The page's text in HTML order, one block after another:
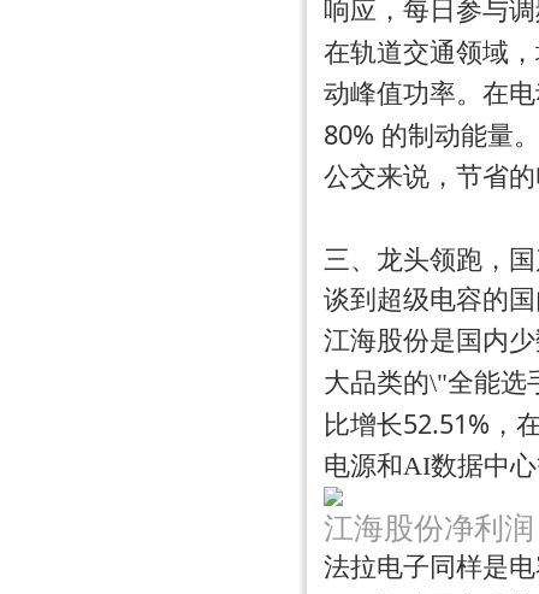
响应，每日参与
在轨道交通领域
动峰值功率。在
80% 的制动能量
公交来说，节省
三、龙头领跑，
谈到超级电容的
江海股份是国内
大品类的\"全能选
比增长52.51% ，
电源和AI数据中
江海股份净利
法拉电子同样是